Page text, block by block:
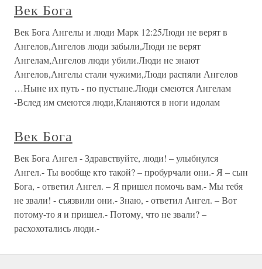
Век Бога
Век Бога Ангелы и люди Марк 12:25Люди не верят в
Ангелов,Ангелов люди забыли,Люди не верят
Ангелам,Ангелов люди убили.Люди не знают
Ангелов,Ангелы стали чужими,Люди распяли Ангелов
…Ныне их путь - по пустыне.Люди смеются Ангелам
-Вслед им смеются люди,Кланяются в ноги идолам
Век Бога
Век Бога Ангел - Здравствуйте, люди! – улыбнулся
Ангел.- Ты вообще кто такой? – пробурчали они.- Я – сын
Бога, - ответил Ангел. – Я пришел помочь вам.- Мы тебя
не звали! - съязвили они.- Знаю, - ответил Ангел. – Вот
потому-то я и пришел.- Потому, что не звали? –
расхохотались люди.-